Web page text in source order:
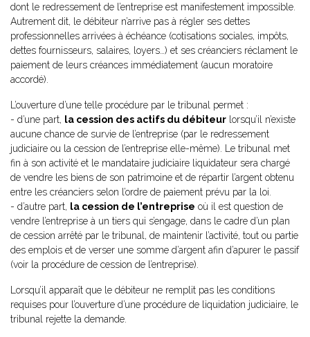
dont le redressement de l’entreprise est manifestement impossible.
Autrement dit, le débiteur n’arrive pas à régler ses dettes
professionnelles arrivées à échéance (cotisations sociales, impôts,
dettes fournisseurs, salaires, loyers…) et ses créanciers réclament le
paiement de leurs créances immédiatement (aucun moratoire
accordé).
L’ouverture d’une telle procédure par le tribunal permet :
- d’une part, la cession des actifs du débiteur lorsqu’il n’existe
aucune chance de survie de l’entreprise (par le redressement
judiciaire ou la cession de l’entreprise elle-même). Le tribunal met
fin à son activité et le mandataire judiciaire liquidateur sera chargé
de vendre les biens de son patrimoine et de répartir l’argent obtenu
entre les créanciers selon l’ordre de paiement prévu par la loi.
- d’autre part, la cession de l’entreprise où il est question de
vendre l’entreprise à un tiers qui s’engage, dans le cadre d’un plan
de cession arrêté par le tribunal, de maintenir l’activité, tout ou partie
des emplois et de verser une somme d’argent afin d’apurer le passif
(voir la procédure de cession de l’entreprise).
Lorsqu’il apparaît que le débiteur ne remplit pas les conditions
requises pour l’ouverture d’une procédure de liquidation judiciaire, le
tribunal rejette la demande.